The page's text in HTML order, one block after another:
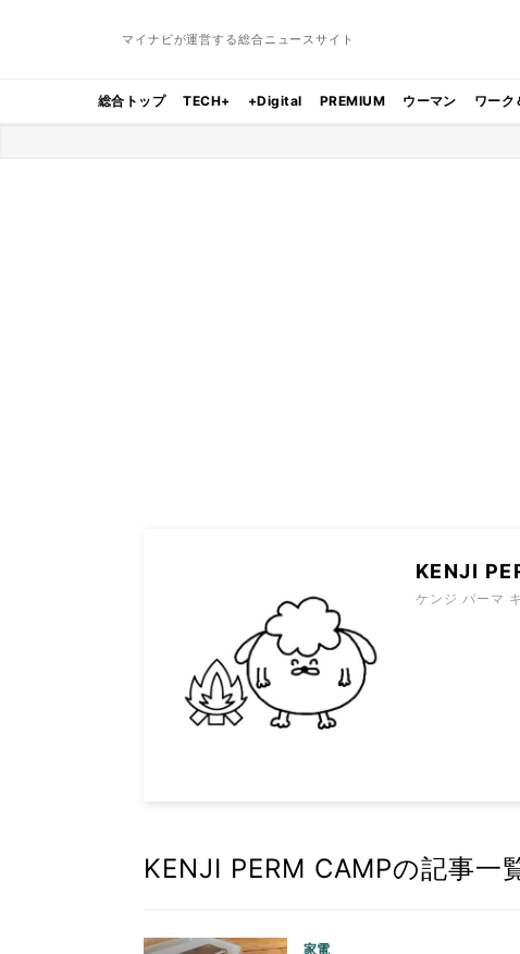
マイナビが運営する総合ニュースサイト
総合トップ TECH+ +Digital PREMIUM ウーマン ワーク
KENJI
ケンジ パーマ
KENJI PERM CAMPの記事一
家電